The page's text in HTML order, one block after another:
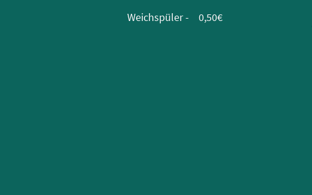
Weichspüler - 0,50€